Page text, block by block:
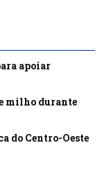
apoiar
milho durante
do Centro-Oeste